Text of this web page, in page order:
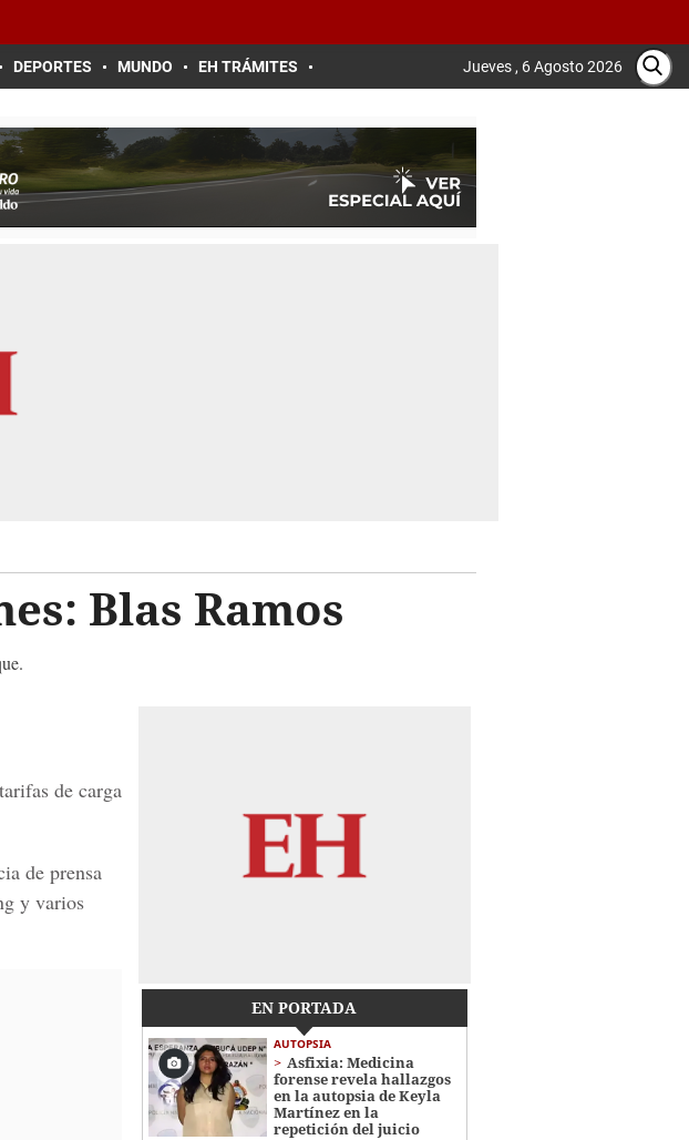
DEPORTES MUNDO EH TRÁMITES Jueves , 6 Agosto 2026
Blas Ramos
de carga
de prensa
y varios
EN PORTADA
AUTOPSIA
Asfixia: Medicina
forense revela hallazgos
en la autopsia de Keyla
Martínez en la
repetición del juicio